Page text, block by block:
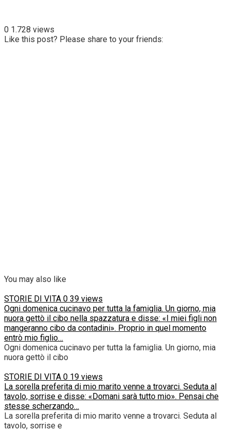
0 1.728 views
Like this post? Please share to your friends:
You may also like
STORIE DI VITA 0 39 views
Ogni domenica cucinavo per tutta la famiglia. Un giorno, mia
nuora gettò il cibo nella spazzatura e disse: «I miei figli non
mangeranno cibo da contadini». Proprio in quel momento
entrò mio figlio…
Ogni domenica cucinavo per tutta la famiglia. Un giorno, mia
nuora gettò il cibo
STORIE DI VITA 0 19 views
La sorella preferita di mio marito venne a trovarci. Seduta al
tavolo, sorrise e disse: «Domani sarà tutto mio». Pensai che
stesse scherzando…
La sorella preferita di mio marito venne a trovarci. Seduta al
tavolo, sorrise e